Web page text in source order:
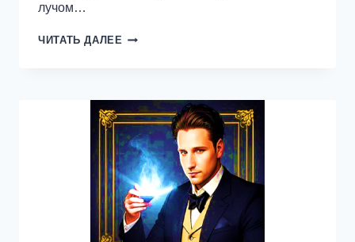
лучом…
ЧИТАТЬ ДАЛЕЕ ТЕНЬ